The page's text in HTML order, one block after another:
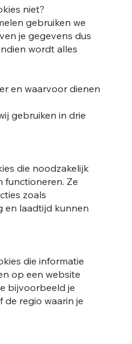
niet?
gebruiken we
je gegevens dus
wordt alles
en waarvoor dienen
gebruiken in drie
die noodzakelijk
functioneren. Ze
zoals
en laadtijd kunnen
die informatie
op een website
bijvoorbeeld je
de regio waarin je